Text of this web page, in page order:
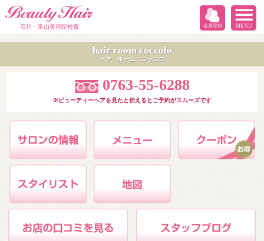
石川・富山美容院検索 MENU
会員登録
hair room coccolo
ヘア ルーム コッコロ
0763-55-6288
※ビューティーヘアを見たと伝えるとご予約がスムーズです